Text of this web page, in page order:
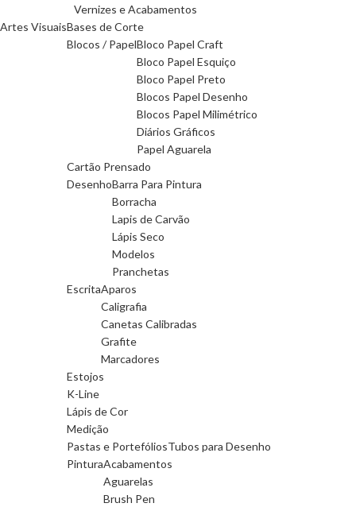
Vernizes e Acabamentos
Artes VisuaisBases de Corte
Blocos / PapelBloco Papel Craft
Bloco Papel Esquiço
Bloco Papel Preto
Blocos Papel Desenho
Blocos Papel Milimétrico
Diários Gráficos
Papel Aguarela
Cartão Prensado
DesenhoBarra Para Pintura
Borracha
Lapis de Carvão
Lápis Seco
Modelos
Pranchetas
EscritaAparos
Caligrafia
Canetas Calibradas
Grafite
Marcadores
Estojos
K-Line
Lápis de Cor
Medição
Pastas e PortefóliosTubos para Desenho
PinturaAcabamentos
Aguarelas
Brush Pen